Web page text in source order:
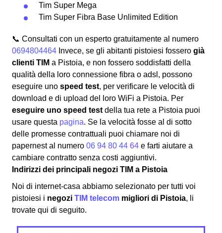
Tim Super Mega
Tim Super Fibra Base Unlimited Edition
📞 Consultati con un esperto gratuitamente al numero
0694804464 Invece, se gli abitanti pistoiesi fossero già
clienti TIM a Pistoia, e non fossero soddisfatti della
qualità della loro connessione fibra o adsl, possono
eseguire uno speed test, per verificare le velocità di
download e di upload del loro WiFi a Pistoia. Per
eseguire uno speed test della tua rete a Pistoia puoi
usare questa pagina. Se la velocità fosse al di sotto
delle promesse contrattuali puoi chiamare noi di
papernest al numero 06 94 80 44 64 e farti aiutare a
cambiare contratto senza costi aggiuntivi.
Indirizzi dei principali negozi TIM a Pistoia
Noi di internet-casa abbiamo selezionato per tutti voi
pistoiesi i negozi TIM telecom migliori di Pistoia, li
trovate qui di seguito.